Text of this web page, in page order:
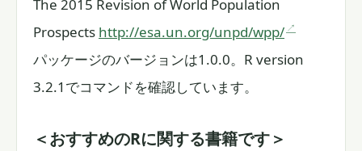
The 2015 Revision of World Population
Prospects http://esa.un.org/unpd/wpp/
パッケージのバージョンは1.0.0。R version
3.2.1でコマンドを確認しています。
＜おすすめのRに関する書籍です＞